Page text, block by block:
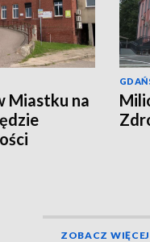
Miastku na
ZOBACZ WIĘCEJ